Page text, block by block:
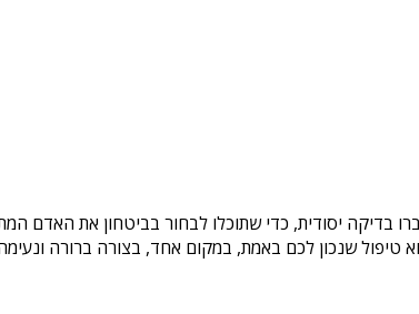
בדיקה יסודית, כדי שתוכלו לבחור בביטחון את האדם
שנכון לכם באמת, במקום אחד, בצורה ברורה